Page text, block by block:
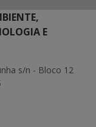
E
s/n - Bloco 12